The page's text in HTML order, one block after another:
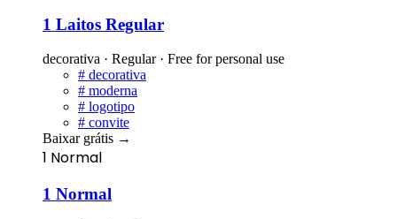
1 Laitos Regular
decorativa · Regular · Free for personal use
# decorativa
# moderna
# logotipo
# convite
Baixar grátis →
1 Normal
1 Normal